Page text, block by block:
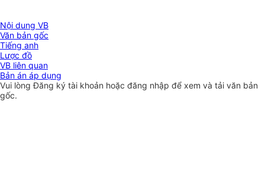
Nội dung VB
Văn bản gốc
Tiếng anh
Lược đồ
VB liên quan
Bản án áp dụng
Vui lòngĐăng ký tài khoản hoặc đăng nhập để xem và tải văn bản
gốc.